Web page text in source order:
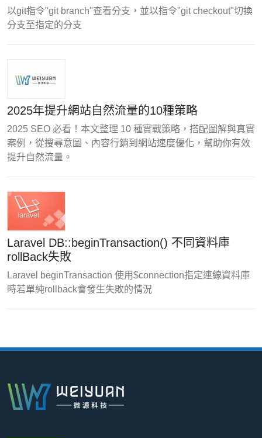
以git指令"git branch"查看分支，並以指令"git checkout"切換
分支至指定的分支
2025年提升網站自然流量的10種策略
2025 SEO 必看！本文整理 10 種實戰策略，搭配圖解與真實
案例，從搜尋意圖、內容行銷到網站速度優化，幫助你有效
提升自然流量。
Laravel DB::beginTransaction() 不同資料庫
rollBack失敗
Laravel beginTransaction 使用$connection指定連線資料庫
時若單純rollback會發生失敗的情況